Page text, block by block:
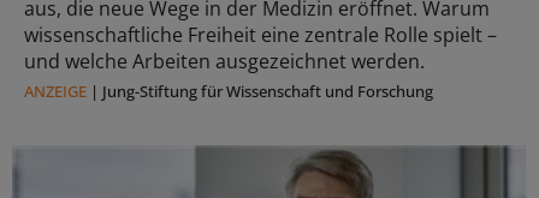
aus, die neue Wege in der Medizin eröffnet. Warum
wissenschaftliche Freiheit eine zentrale Rolle spielt –
und welche Arbeiten ausgezeichnet werden.
ANZEIGE | Jung-Stiftung für Wissenschaft und Forschung